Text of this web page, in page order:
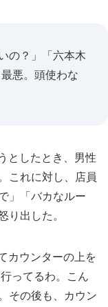
の？」「六本木
悪。頭使わな
としたとき、男性
これに対し、店員
」「バカなルー
り出した。
カウンターの上を
ってるわ。こん
その後も、カウン